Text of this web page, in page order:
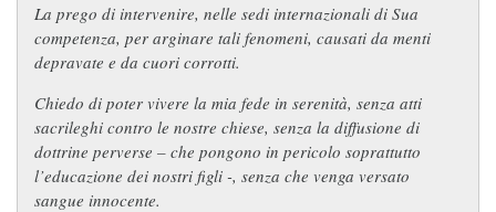
La prego di intervenire, nelle sedi internazionali di Sua
competenza, per arginare tali fenomeni, causati da menti
depravate e da cuori corrotti.
Chiedo di poter vivere la mia fede in serenità, senza atti
sacrileghi contro le nostre chiese, senza la diffusione di
dottrine perverse – che pongono in pericolo soprattutto
l’educazione dei nostri figli -, senza che venga versato
sangue innocente.